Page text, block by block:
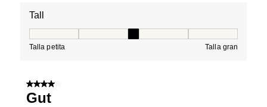
Tall
Talla petita Talla gran
4 de 5 estrelles.
Gut